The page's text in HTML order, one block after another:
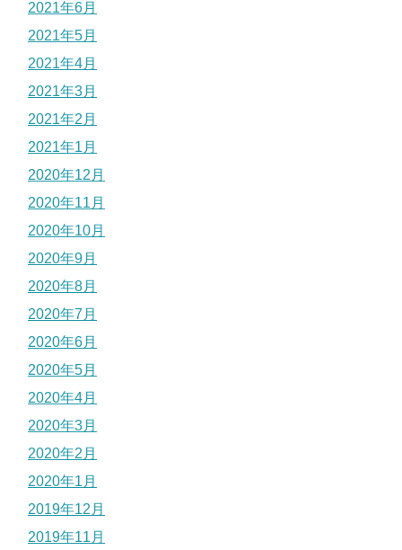
2021年6月
2021年5月
2021年4月
2021年3月
2021年2月
2021年1月
2020年12月
2020年11月
2020年10月
2020年9月
2020年8月
2020年7月
2020年6月
2020年5月
2020年4月
2020年3月
2020年2月
2020年1月
2019年12月
2019年11月